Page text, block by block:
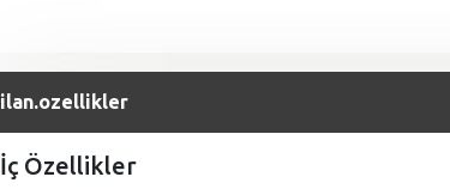
ilan.ozellikler
İç Özellikler